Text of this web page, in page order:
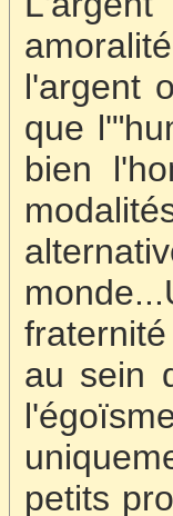
l'argent
que
bien
au sein
petits